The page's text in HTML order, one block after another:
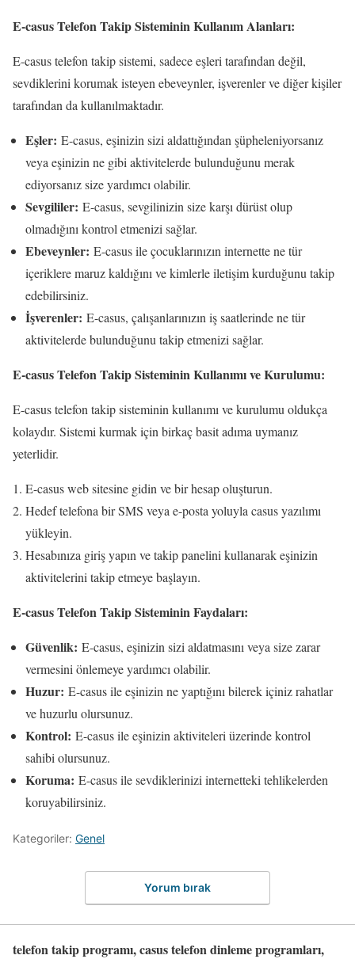
E-casus Telefon Takip Sisteminin Kullanım Alanları:
E-casus telefon takip sistemi, sadece eşleri tarafından değil,
sevdiklerini korumak isteyen ebeveynler, işverenler ve diğer kişiler
tarafından da kullanılmaktadır.
Eşler: E-casus, eşinizin sizi aldattığından şüpheleniyorsanız
veya eşinizin ne gibi aktivitelerde bulunduğunu merak
ediyorsanız size yardımcı olabilir.
Sevgililer: E-casus, sevgilinizin size karşı dürüst olup
olmadığını kontrol etmenizi sağlar.
Ebeveynler: E-casus ile çocuklarınızın internette ne tür
içeriklere maruz kaldığını ve kimlerle iletişim kurduğunu takip
edebilirsiniz.
İşverenler: E-casus, çalışanlarınızın iş saatlerinde ne tür
aktivitelerde bulunduğunu takip etmenizi sağlar.
E-casus Telefon Takip Sisteminin Kullanımı ve Kurulumu:
E-casus telefon takip sisteminin kullanımı ve kurulumu oldukça
kolaydır. Sistemi kurmak için birkaç basit adıma uymanız
yeterlidir.
E-casus web sitesine gidin ve bir hesap oluşturun.
Hedef telefona bir SMS veya e-posta yoluyla casus yazılımı
yükleyin.
Hesabınıza giriş yapın ve takip panelini kullanarak eşinizin
aktivitelerini takip etmeye başlayın.
E-casus Telefon Takip Sisteminin Faydaları:
Güvenlik: E-casus, eşinizin sizi aldatmasını veya size zarar
vermesini önlemeye yardımcı olabilir.
Huzur: E-casus ile eşinizin ne yaptığını bilerek içiniz rahatlar
ve huzurlu olursunuz.
Kontrol: E-casus ile eşinizin aktiviteleri üzerinde kontrol
sahibi olursunuz.
Koruma: E-casus ile sevdiklerinizi internetteki tehlikelerden
koruyabilirsiniz.
Kategoriler: Genel
Yorum bırak
telefon takip programı, casus telefon dinleme programları,